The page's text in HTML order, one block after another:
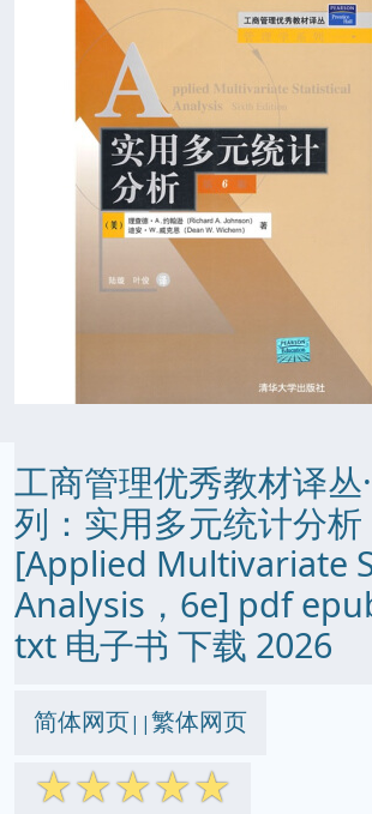
工商管理优秀教材译丛
列：实用多元统计分析
[Applied Multivariate
Analysis，6e] pdf
txt 电子书 下载 2026
简体网页||繁体网页
☆☆☆☆☆